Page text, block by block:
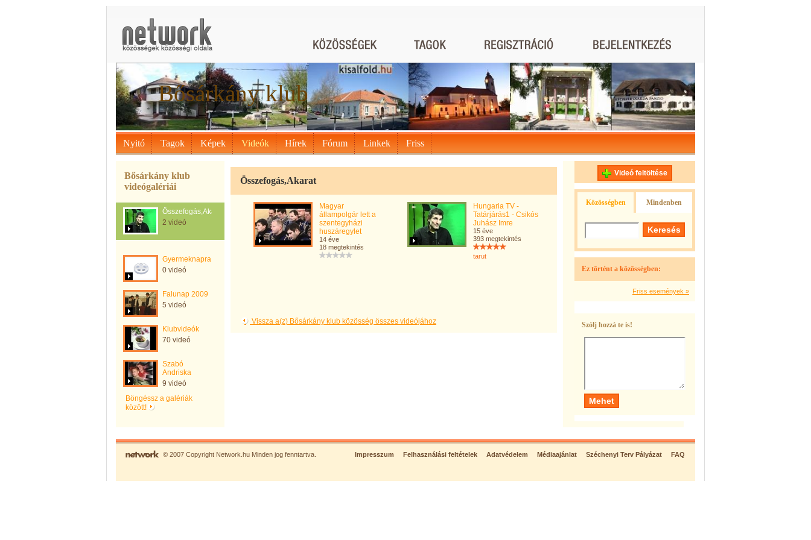
Bősárkány klub
Nyitó Tagok Képek Videók Hírek Fórum Linkek Friss
Bősárkány klub
videógalériái
Összefogás,Akarat
2 videó
Gyermeknapra
0 videó
Falunap 2009
5 videó
Klubvideók
70 videó
Szabó
Andriska
9 videó
Böngéssz a galériák
között!
Összefogás,Akarat
Magyar
állampolgár lett a
szentegyházi
huszáregylet
14 éve
18 megtekintés
Hungaria TV -
Tatárjárás1 - Csikós
Juhász Imre
15 éve
393 megtekintés
tarut
Vissza a(z) Bősárkány klub közösség összes videójához
Videó feltöltése
Közösségben Mindenben
Ez történt a közösségben:
Friss események »
Szólj hozzá te is!
© 2007 Copyright Network.hu Minden jog fenntartva. Impresszum Felhasználási feltételek Adatvédelem Médiaajánlat Széchenyi Terv Pályázat FAQ